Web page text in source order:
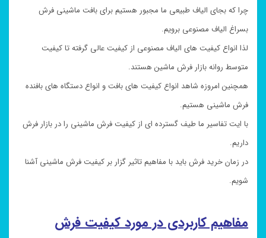
چرا که بجای الیاف طبیعی ما مجبور هستیم برای بافت ماشینی فرش
بسراغ الیاف مصنوعی برویم.
لذا انواع کیفیت های الیاف مصنوعی از کیفیت عالی گرفته تا کیفیت
متوسط روانه بازار فرش ماشین هستند.
همچنین امروزه شاهد انواع کیفیت های بافت و انواع دستگاه های بافنده
فرش ماشینی هستیم.
با ایت تفاسیر ما طیف گسترده ای از کیفیت فرش ماشینی را در بازار فرش
داریم.
در زمان خرید فرش باید با مفاهیم تاثیر گزار بر کیفیت فرش ماشینی آشنا
شویم.
مفاهیم کاربردی در مورد کیفیت فرش